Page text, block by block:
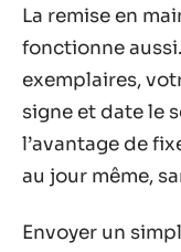
La remise en
fonctionne
exemplaires,
signe et date le
l’avantage de
au jour même,
Envoyer un